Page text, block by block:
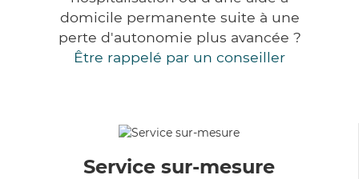
domicile permanente suite à une
perte d'autonomie plus avancée ?
Être rappelé par un conseiller
Service sur-mesure